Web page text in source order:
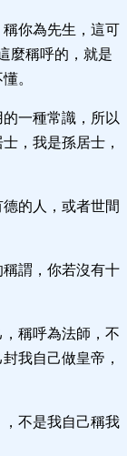
你為先生，這可
麼稱呼的，就是
。
一種常識，所以
，我是孫居士，
的人，或者世間
謂，你若沒有十
稱呼為法師，不
我自己做皇帝，
不是我自己稱我